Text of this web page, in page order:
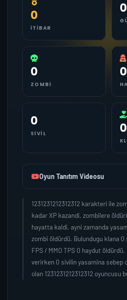
0
İTIBAR
0
0
ZOMBI
0
0
SIVIL 0
Oyun Tanıtım Videosu
1231231212312312 karakteri ile
kadar XP kazandi, zombilere
hayatta kaldi, ayni zamanda
zombi öldürdü. Bulundugu klana
FPS / MMO TPS 0 haydut
verirken 0 sivilin yasamina sebep
olan 1231231212312312